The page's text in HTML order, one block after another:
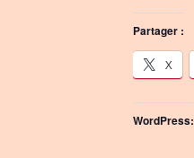
Partager :
X
WordPress: